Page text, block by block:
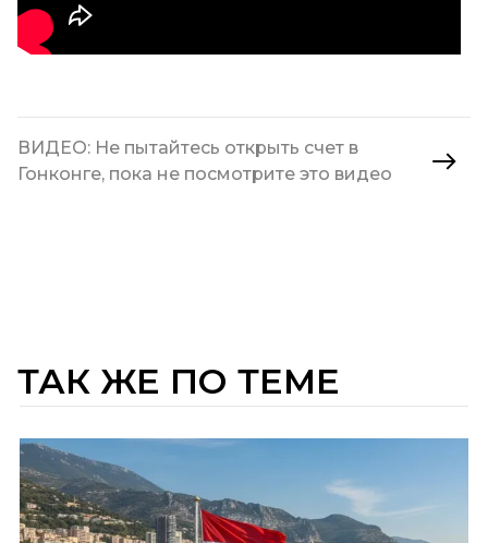
ВИДЕО: Не пытайтесь открыть счет в
Гонконге, пока не посмотрите это видео
ТАК ЖЕ ПО ТЕМЕ